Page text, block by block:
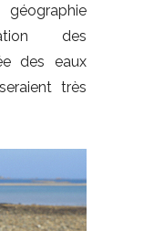
des
des eaux
très